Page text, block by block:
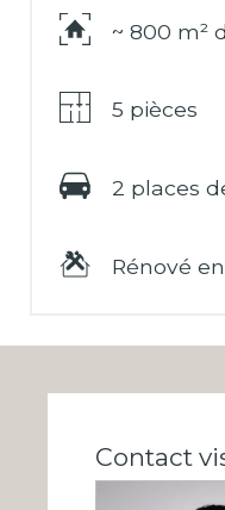
~ 800 m²
5 pièces
2 places
Rénové
Contact